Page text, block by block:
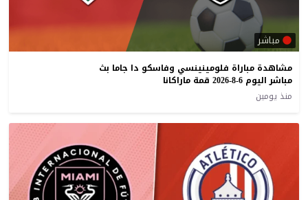
مباشر
مشاهدة مباراة فلومينينسي وفاسكو دا جاما بث
مباشر اليوم 6-8-2026 قمة ماراكانا
منذ يومين